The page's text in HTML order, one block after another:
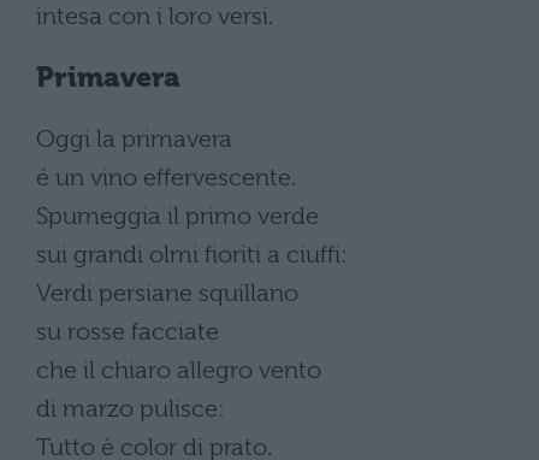
intesa con i loro versi.
Primavera
Oggi la primavera
é un vino effervescente.
Spumeggia il primo verde
sui grandi olmi fioriti a ciuffi:
Verdi persiane squillano
su rosse facciate
che il chiaro allegro vento
di marzo pulisce:
Tutto è color di prato.